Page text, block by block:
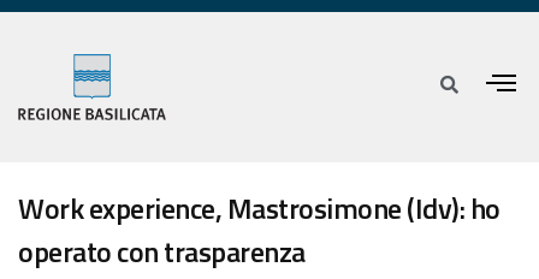
Work experience, Mastrosimone (Idv): ho
operato con trasparenza